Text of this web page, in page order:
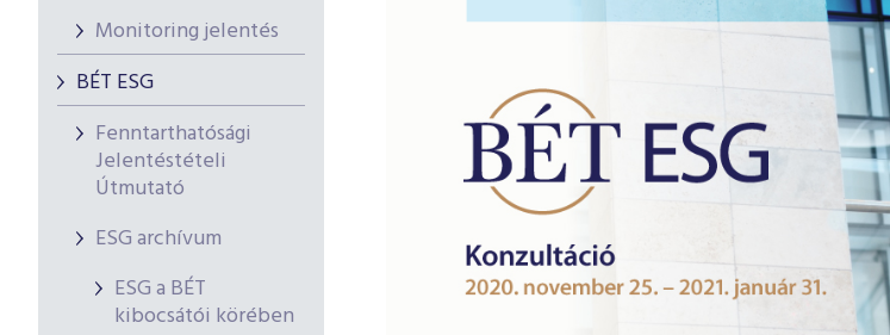
Monitoring jelentés
BÉT ESG
Fenntarthatósági
Jelentéstételi
Útmutató
ESG archívum
ESG a BÉT
kibocsátói körében